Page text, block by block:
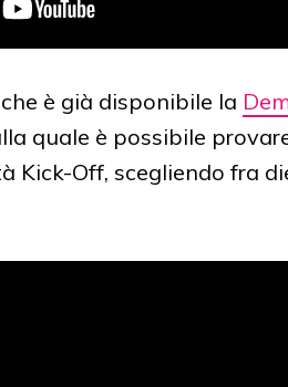
è già disponibile la
quale è possibile
Kick-Off, scegliendo fra